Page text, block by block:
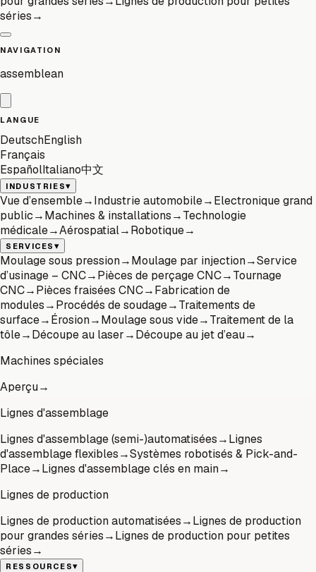
séries→
NAVIGATION
assemblean
LANGUE
DeutschEnglish
Français
EspañolItaliano中文
INDUSTRIES▾
Vue d’ensemble→Industrie automobile→Electronique grand
public→Machines & installations→Technologie
médicale→Aérospatial→Robotique→
SERVICES▾
Moulage sous pression→Moulage par injection→Service
d’usinage – CNC→Pièces de perçage CNC→Tournage
CNC→Pièces fraisées CNC→Fabrication de
modules→Procédés de soudage→Traitements de
surface→Érosion→Moulage sous vide→Traitement de la
tôle→Découpe au laser→Découpe au jet d’eau→
Machines spéciales
Aperçu→
Lignes d'assemblage
Lignes d'assemblage (semi-)automatisées→Lignes
d'assemblage flexibles→Systèmes robotisés & Pick-and-
Place→Lignes d'assemblage clés en main→
Lignes de production
Lignes de production automatisées→Lignes de production
pour grandes séries→Lignes de production pour petites
séries→
RESSOURCES▾